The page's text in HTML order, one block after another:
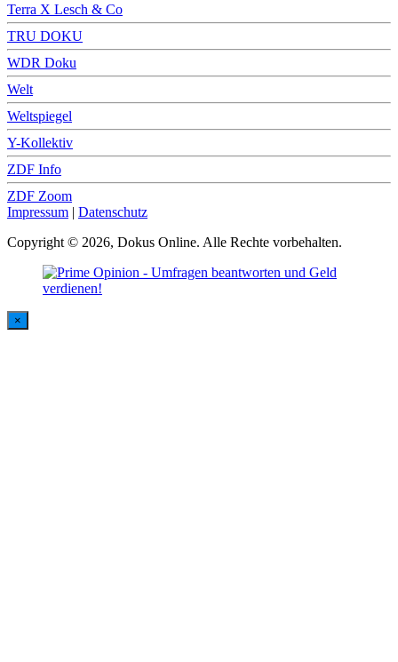
Terra X Lesch & Co
TRU DOKU
WDR Doku
Welt
Weltspiegel
Y-Kollektiv
ZDF Info
ZDF Zoom
Impressum | Datenschutz
Copyright © 2026, Dokus Online. Alle Rechte vorbehalten.
×